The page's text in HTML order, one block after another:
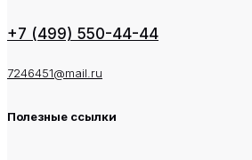
+7 (499) 550-44-44
7246451@mail.ru
Полезные ссылки